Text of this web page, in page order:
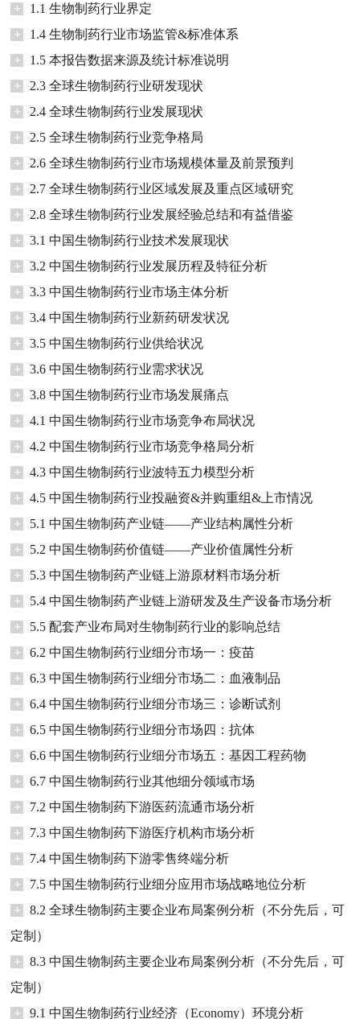
+
1.1 生物制药行业界定
+
1.4 生物制药行业市场监管&标准体系
+
1.5 本报告数据来源及统计标准说明
+
2.3 全球生物制药行业研发现状
+
2.4 全球生物制药行业发展现状
+
2.5 全球生物制药行业竞争格局
+
2.6 全球生物制药行业市场规模体量及前景预判
+
2.7 全球生物制药行业区域发展及重点区域研究
+
2.8 全球生物制药行业发展经验总结和有益借鉴
+
3.1 中国生物制药行业技术发展现状
+
3.2 中国生物制药行业发展历程及特征分析
+
3.3 中国生物制药行业市场主体分析
+
3.4 中国生物制药行业新药研发状况
+
3.5 中国生物制药行业供给状况
+
3.6 中国生物制药行业需求状况
+
3.8 中国生物制药行业市场发展痛点
+
4.1 中国生物制药行业市场竞争布局状况
+
4.2 中国生物制药行业市场竞争格局分析
+
4.3 中国生物制药行业波特五力模型分析
+
4.5 中国生物制药行业投融资&并购重组&上市情况
+
5.1 中国生物制药产业链——产业结构属性分析
+
5.2 中国生物制药价值链——产业价值属性分析
+
5.3 中国生物制药产业链上游原材料市场分析
+
5.4 中国生物制药产业链上游研发及生产设备市场分析
+
5.5 配套产业布局对生物制药行业的影响总结
+
6.2 中国生物制药行业细分市场一：疫苗
+
6.3 中国生物制药行业细分市场二：血液制品
+
6.4 中国生物制药行业细分市场三：诊断试剂
+
6.5 中国生物制药行业细分市场四：抗体
+
6.6 中国生物制药行业细分市场五：基因工程药物
+
6.7 中国生物制药行业其他细分领域市场
+
7.2 中国生物制药下游医药流通市场分析
+
7.3 中国生物制药下游医疗机构市场分析
+
7.4 中国生物制药下游零售终端分析
+
7.5 中国生物制药行业细分应用市场战略地位分析
+
8.2 全球生物制药主要企业布局案例分析（不分先后，可
定制）
+
8.3 中国生物制药主要企业布局案例分析（不分先后，可
定制）
+
9.1 中国生物制药行业经济（Economy）环境分析